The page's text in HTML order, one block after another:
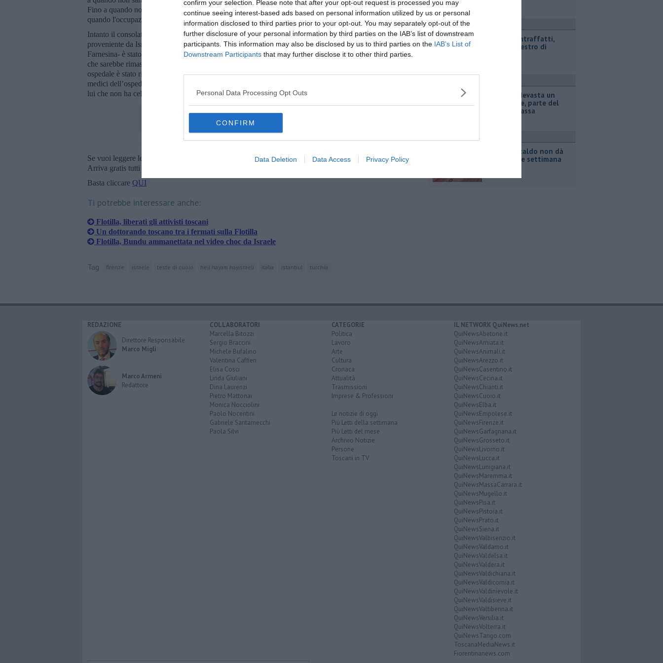
confirm your selection. Please note that after your opt-out request is processed you may
continue seeing interest-based ads based on personal information utilized by us or personal
information disclosed to third parties prior to your opt-out. You may separately opt-out of the
further disclosure of your personal information by third parties on the IAB’s list of downstream
participants. This information may also be disclosed by us to third parties on the IAB’s List of
Downstream Participants that may further disclose it to other third parties.
Personal Data Processing Opt Outs
CONFIRM
Data Deletion Data Access Privacy Policy
Fino a quando non saranno liberi tutti i prigionieri politici palestinesi, in Italia e nei territori occupati. Fino a
quando l'occupazione non avrà fine".
Intanto il consolato d’Italia a Istanbul sta seguendo da ieri il caso del cittadino italiano atterrato in Turchia
proveniente da Israele assieme ad altri attivisti della Flottilla. "Il connazionale - si legge sul sito della
Farnesina- è stato assistito all’arrivo dal personale del Consolato generale d’Italia, al quale ha comunicato
che sarebbe rimasto a Istanbul per seguire un gruppo di attivisti spagnoli bisognosi di assistenza. Giunto in
ospedale è stato ricoverato anche lui per accertamenti. Il Console generale a Istanbul è in contatto con i
medici dell’ospedale per raccogliere maggiori informazioni sulle sue condizioni e per poter comunicare con
lui che non ha cellulare".
Se vuoi leggere le notizie principali della Toscana iscriviti allaNewsletter QUInews - ToscanaMedia.
Arriva gratis tutti i giorni alle 20:00 direttamente nella tua casella di posta.
Basta cliccare QUI
Ti potrebbe interessare anche:
Flotilla, liberati gli attivisti toscani
Un dottorando toscano tra i fermati sulla Flotilla
Flotilla, Bundu ammanettata nel video choc da Israele
Tag firenze israele teste di cuoio heil hayam hayisraeli italia istanbul turchia
Cronaca
Marchi contraffatti,
maxi sequestro di
Incendio devasta un
capannone, parte del
tetto collassa
Il grande caldo non dà
tregua, fine settimana
REDAZIONE
Direttore Responsabile
Marco Migli
Marco Armeni
Redattore
COLLABORATORI
Marcella Bitozzi
Sergio Braccini
Michele Bufalino
Valentina Caffieri
Elisa Cosci
Linda Giuliani
Dina Laurenzi
Pietro Mattonai
Monica Nocciolini
Paolo Nocentini
Gabriele Santarnecchi
Paola Silvi
CATEGORIE
Politica
Lavoro
Arte
Cultura
Cronaca
Attualità
Trasmissioni
Imprese & Professioni
Le notizie di oggi
Più Letti della settimana
Più Letti del mese
Archivio Notizie
Persone
Toscani in TV
IL NETWORK QuiNews.net
QuiNewsAbetone.it
QuiNewsAmiata.it
QuiNewsAnimali.it
QuiNewsArezzo.it
QuiNewsCasentino.it
QuiNewsCecina.it
QuiNewsChianti.it
QuiNewsCuoio.it
QuiNewsElba.it
QuiNewsEmpolese.it
QuiNewsFirenze.it
QuiNewsGarfagnana.it
QuiNewsGrosseto.it
QuiNewsLivorno.it
QuiNewsLucca.it
QuiNewsLunigiana.it
QuiNewsMaremma.it
QuiNewsMassaCarrara.it
QuiNewsMugello.it
QuiNewsPisa.it
QuiNewsPistoia.it
QuiNewsPrato.it
QuiNewsSiena.it
QuiNewsValbisenzio.it
QuiNewsValdarno.it
QuiNewsValdelsa.it
QuiNewsValdera.it
QuiNewsValdichiana.it
QuiNewsValdicornia.it
QuiNewsValdinievole.it
QuiNewsValdisieve.it
QuiNewsValtiberina.it
QuiNewsVersilia.it
QuiNewsVolterra.it
QuiNewsTango.com
ToscanaMediaNews.it
Fiorentinanews.com